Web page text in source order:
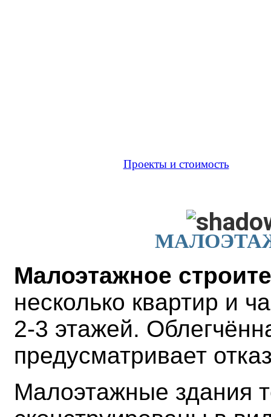
Проекты и стоимость
Малоэтажное
несколько квартир и
2-3 этажей.
предусматривает
Малоэтажные здания